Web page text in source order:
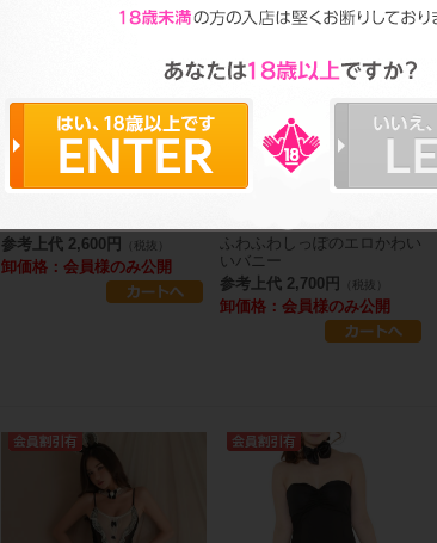
GB_759 一等賞バニー
参考上代 2,600円
（税抜）
卸価格：会員様のみ公開
GB_662 ベッドタイ
ふわふわしっぽのエロかわい
いバニー
参考上代 2,700円
（税抜）
卸価格：会員様のみ公開